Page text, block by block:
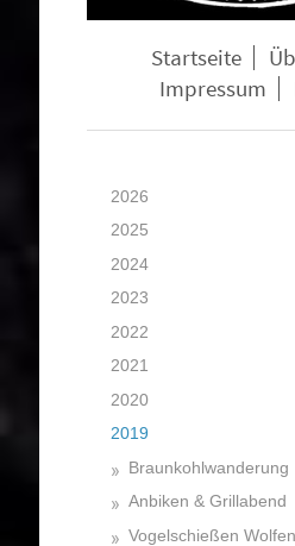
Startseite
Impressum
2026
2025
2024
2023
2022
2021
2020
2019
Braunkohlwanderung
Anbiken & Grillabend
Vogelschießen